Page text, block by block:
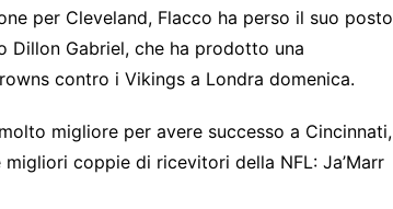
per Cleveland, Flacco ha perso il suo posto
Gabriel, che ha prodotto una
contro i Vikings a Londra domenica.
migliore per avere successo a Cincinnati,
coppie di ricevitori della NFL: Ja’Marr